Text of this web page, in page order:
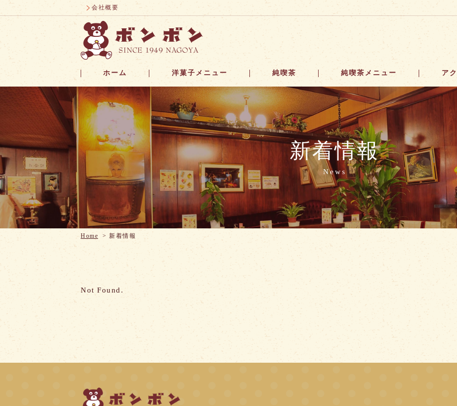
会社概要
ホーム 洋菓子メニュー 純喫茶 純喫茶メニュー ア
新着情報
News
Home > 新着情報
Not Found.